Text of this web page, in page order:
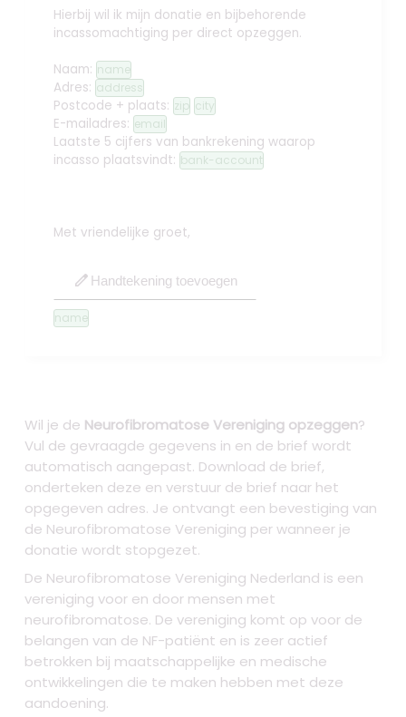
Hierbij wil ik mijn donatie en bijbehorende
incassomachtiging per direct opzeggen.
Naam: name
Adres: address
Postcode + plaats: zip city
E-mailadres: email
Laatste 5 cijfers van bankrekening waarop
incasso plaatsvindt: bank-account
Met vriendelijke groet,
edit Handtekening toevoegen
name
Wil je de Neurofibromatose Vereniging opzeggen?
Vul de gevraagde gegevens in en de brief wordt
automatisch aangepast. Download de brief,
onderteken deze en verstuur de brief naar het
opgegeven adres. Je ontvangt een bevestiging van
de Neurofibromatose Vereniging per wanneer je
donatie wordt stopgezet.
De Neurofibromatose Vereniging Nederland is een
vereniging voor en door mensen met
neurofibromatose. De vereniging komt op voor de
belangen van de NF-patiënt en is zeer actief
betrokken bij maatschappelijke en medische
ontwikkelingen die te maken hebben met deze
aandoening.